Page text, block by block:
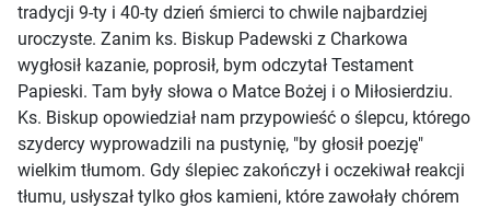
tradycji 9-ty i 40-ty dzień śmierci to chwile najbardziej
uroczyste. Zanim ks. Biskup Padewski z Charkowa
wygłosił kazanie, poprosił, bym odczytał Testament
Papieski. Tam były słowa o Matce Bożej i o Miłosierdziu.
Ks. Biskup opowiedział nam przypowieść o ślepcu, którego
szydercy wyprowadzili na pustynię, "by głosił poezję"
wielkim tłumom. Gdy ślepiec zakończył i oczekiwał reakcji
tłumu, usłyszał tylko głos kamieni, które zawołały chórem